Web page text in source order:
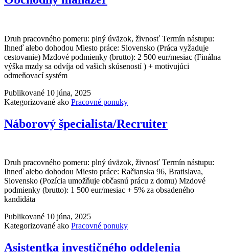
Druh pracovného pomeru: plný úväzok, živnosť Termín nástupu:
Ihneď alebo dohodou Miesto práce: Slovensko (Práca vyžaduje
cestovanie) Mzdové podmienky (brutto): 2 500 eur/mesiac (Finálna
výška mzdy sa odvíja od vašich skúseností ) + motivujúci
odmeňovací systém
Publikované 10 júna, 2025
Kategorizované ako Pracovné ponuky
Náborový špecialista/Recruiter
Druh pracovného pomeru: plný úväzok, živnosť Termín nástupu:
Ihneď alebo dohodou Miesto práce: Račianska 96, Bratislava,
Slovensko (Pozícia umožňuje občasnú prácu z domu) Mzdové
podmienky (brutto): 1 500 eur/mesiac + 5% za obsadeného
kandidáta
Publikované 10 júna, 2025
Kategorizované ako Pracovné ponuky
Asistentka investičného oddelenia